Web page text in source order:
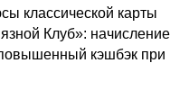
классической карты
Клуб»: начисление
кэшбэк при